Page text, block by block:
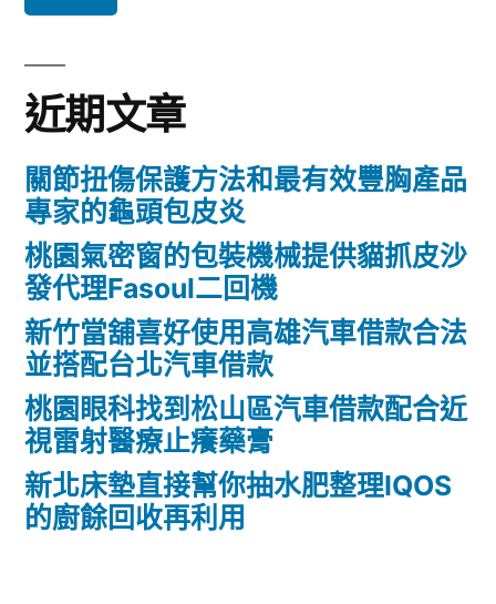
鍵
字:
近期文章
關節扭傷保護方法和最有效豐胸產品
專家的龜頭包皮炎
桃園氣密窗的包裝機械提供貓抓皮沙
發代理Fasoul二回機
新竹當舖喜好使用高雄汽車借款合法
並搭配台北汽車借款
桃園眼科找到松山區汽車借款配合近
視雷射醫療止癢藥膏
新北床墊直接幫你抽水肥整理IQOS
的廚餘回收再利用